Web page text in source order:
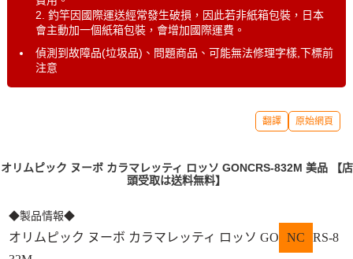
2. 釣竿因國際運送經常發生破損，因此若非紙箱包裝，日本
會主動加一個紙箱包裝，會增加國際運費。
偵測到故障品(垃圾品)、問題商品、可能無法修理字樣,下標前
注意
翻譯 原始網頁
オリムピック ヌーボ カラマレッティ ロッソ GONCRS-832M 美品 【店
頭受取は送料無料】
◆製品情報◆
オリムピック ヌーボ カラマレッティ ロッソ GO NC
RS-8